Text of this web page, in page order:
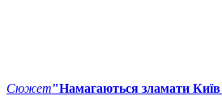
Сюжет"Намагаються зламати